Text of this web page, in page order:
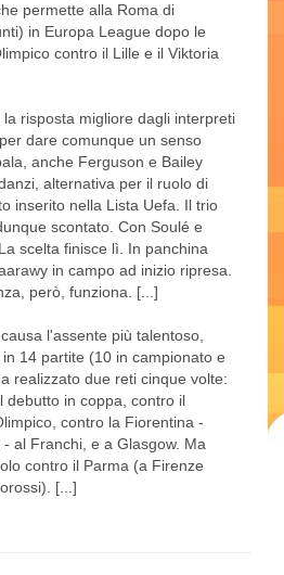
permette alla Roma di
in Europa League dopo le
contro il Lille e il Viktoria
risposta migliore dagli interpreti
dare comunque un senso
anche Ferguson e Bailey
alternativa per il ruolo di
inserito nella Lista Uefa. Il trio
scontato. Con Soulé e
scelta finisce lì. In panchina
in campo ad inizio ripresa.
però, funziona. [...]
l'assente più talentoso,
14 partite (10 in campionato e
realizzato due reti cinque volte:
debutto in coppa, contro il
contro la Fiorentina -
al Franchi, e a Glasgow. Ma
contro il Parma (a Firenze
[...]